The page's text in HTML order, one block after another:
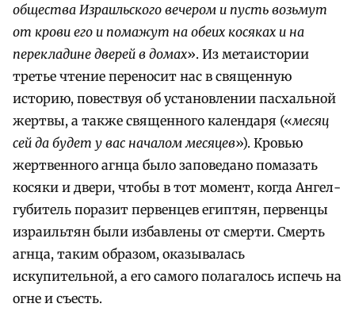
общества Израильского вечером и пусть возьмут
от крови его и помажут на обеих косяках и на
перекладине дверей в домах». Из метаистории
третье чтение переносит нас в священную
историю, повествуя об установлении пасхальной
жертвы, а также священного календаря («месяц
сей да будет у вас началом месяцев»). Кровью
жертвенного агнца было заповедано помазать
косяки и двери, чтобы в тот момент, когда Ангел-
губитель поразит первенцев египтян, первенцы
израильтян были избавлены от смерти. Смерть
агнца, таким образом, оказывалась
искупительной, а его самого полагалось испечь на
огне и съесть.